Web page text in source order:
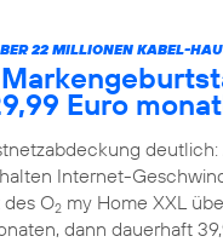
22 MILLIONEN KABEL-
Euro
Internet-
O2 my Home XXL
dann dauerhaft